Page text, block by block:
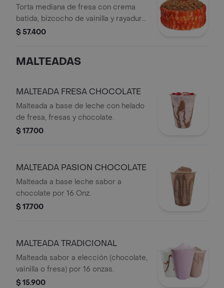
PEQUEÑA
Torta mediana de fresa con crema
batida, bizcocho de vainilla y rayadura
de chocolate.
$ 57.400
MALTEADAS
MALTEADA FRESA CHOCOLATE
Malteada a base de leche con helado
de fresa, fresas y chocolate.
$ 17.700
MALTEADA PASION CHOCOLATE
Malteada a base leche sabor a
chocolate por 16 Onz.
$ 17.700
MALTEADA TRADICIONAL
Malteada sabor a elección (chocolate,
vainilla o fresa) por 16 onzas.
$ 15.900